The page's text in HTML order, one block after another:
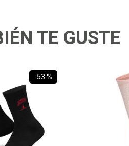
TE GUSTE
-53 %